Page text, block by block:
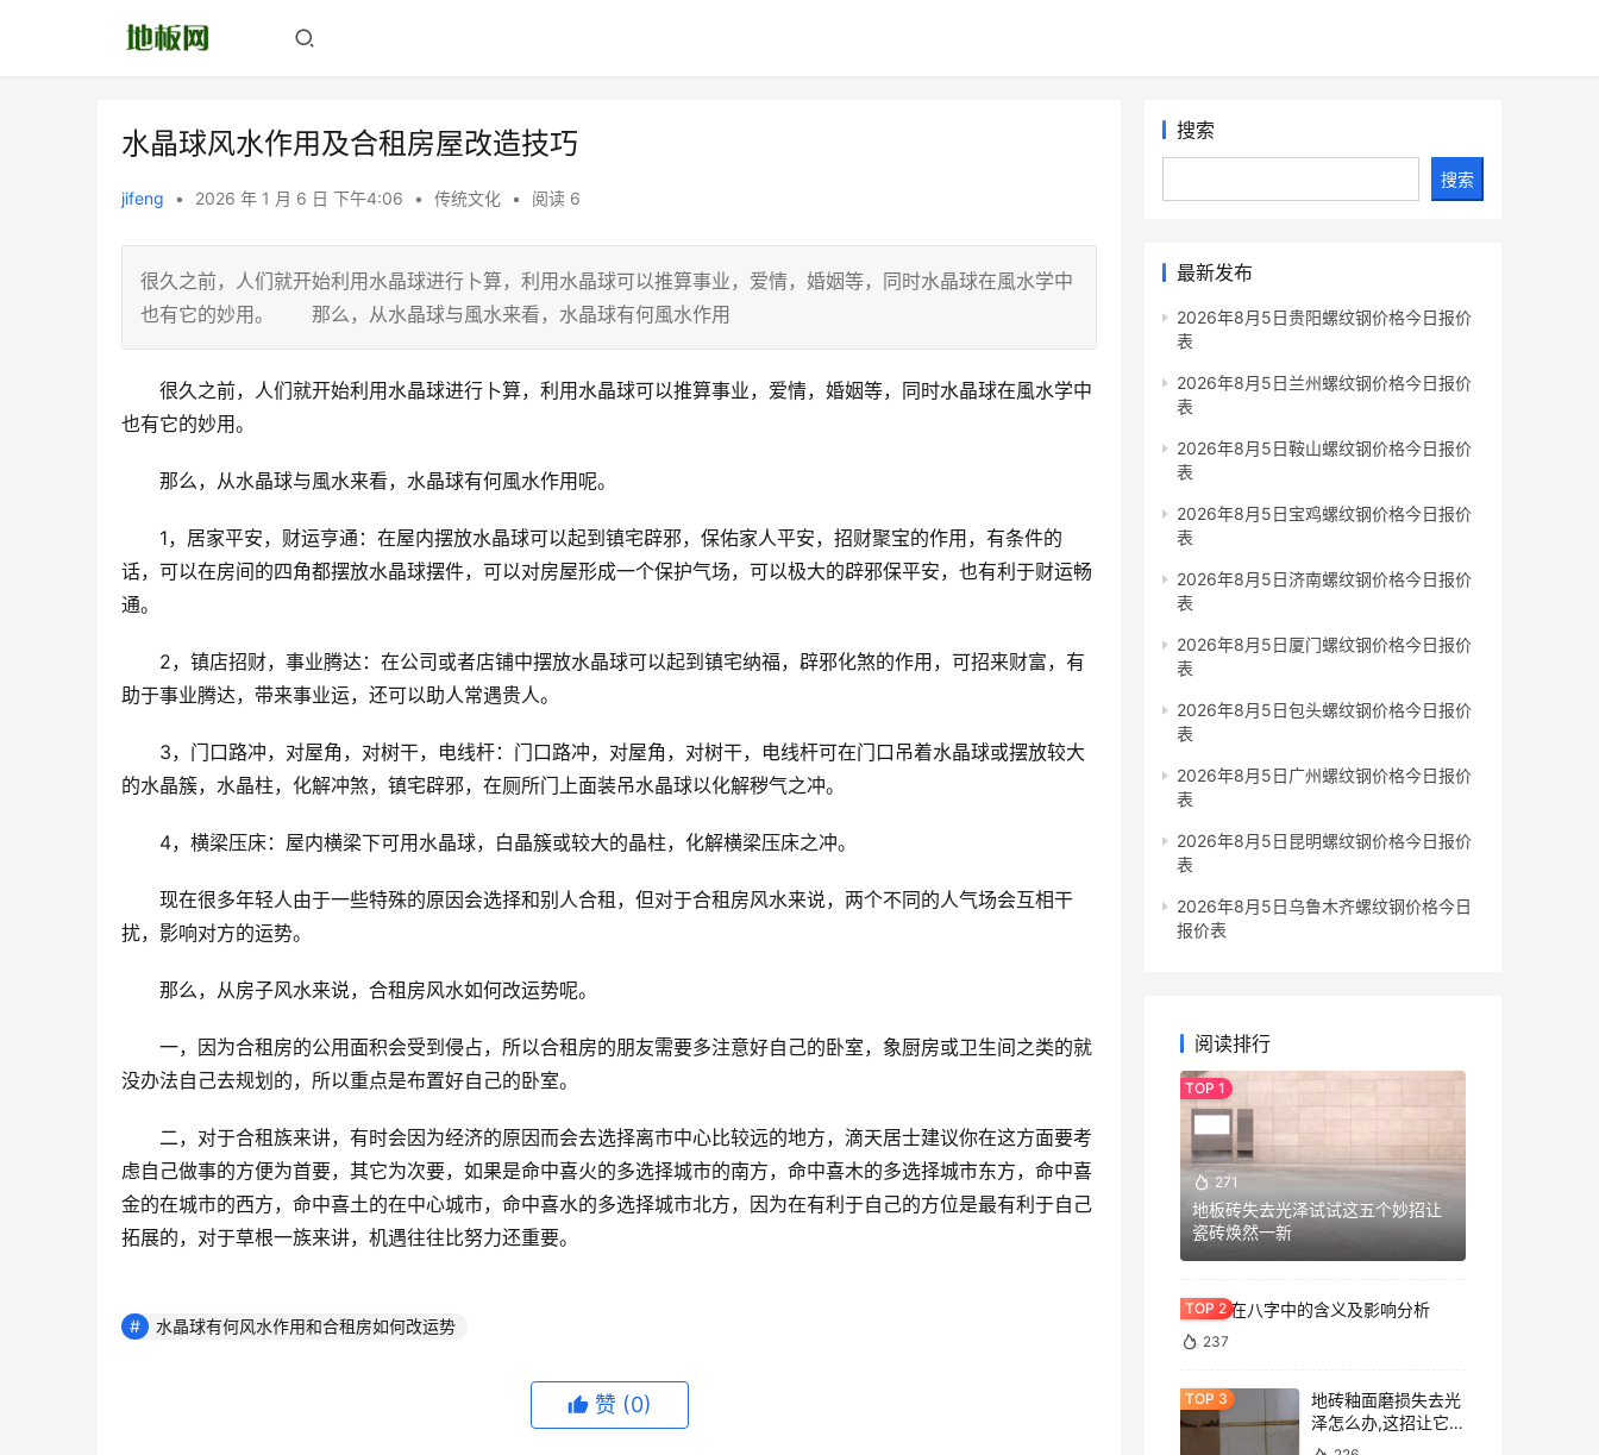
水晶球风水作用及合租房屋改造技巧
jifeng • 2026 年 1 月 6 日 下午4:06 • 传统文化 • 阅读 6
很久之前，人们就开始利用水晶球进行卜算，利用水晶球可以推算事业，爱情，婚姻等，同时水晶球在風水学中
也有它的妙用。 那么，从水晶球与風水来看，水晶球有何風水作用
很久之前，人们就开始利用水晶球进行卜算，利用水晶球可以推算事业，爱情，婚姻等，同时水晶球在風水学中
也有它的妙用。
那么，从水晶球与風水来看，水晶球有何風水作用呢。
1，居家平安，财运亨通：在屋内摆放水晶球可以起到镇宅辟邪，保佑家人平安，招财聚宝的作用，有条件的
话，可以在房间的四角都摆放水晶球摆件，可以对房屋形成一个保护气场，可以极大的辟邪保平安，也有利于财运畅
通。
2，镇店招财，事业腾达：在公司或者店铺中摆放水晶球可以起到镇宅纳福，辟邪化煞的作用，可招来财富，有
助于事业腾达，带来事业运，还可以助人常遇贵人。
3，门口路冲，对屋角，对树干，电线杆：门口路冲，对屋角，对树干，电线杆可在门口吊着水晶球或摆放较大
的水晶簇，水晶柱，化解冲煞，镇宅辟邪，在厕所门上面装吊水晶球以化解秽气之冲。
4，横梁压床：屋内横梁下可用水晶球，白晶簇或较大的晶柱，化解横梁压床之冲。
现在很多年轻人由于一些特殊的原因会选择和别人合租，但对于合租房风水来说，两个不同的人气场会互相干
扰，影响对方的运势。
那么，从房子风水来说，合租房风水如何改运势呢。
一，因为合租房的公用面积会受到侵占，所以合租房的朋友需要多注意好自己的卧室，象厨房或卫生间之类的就
没办法自己去规划的，所以重点是布置好自己的卧室。
二，对于合租族来讲，有时会因为经济的原因而会去选择离市中心比较远的地方，滴天居士建议你在这方面要考
虑自己做事的方便为首要，其它为次要，如果是命中喜火的多选择城市的南方，命中喜木的多选择城市东方，命中喜
金的在城市的西方，命中喜土的在中心城市，命中喜水的多选择城市北方，因为在有利于自己的方位是最有利于自己
拓展的，对于草根一族来讲，机遇往往比努力还重要。
水晶球有何风水作用和合租房如何改运势
赞 (0)
搜索
搜索
最新发布
2026年8月5日贵阳螺纹钢价格今日报价
表
2026年8月5日兰州螺纹钢价格今日报价
表
2026年8月5日鞍山螺纹钢价格今日报价
表
2026年8月5日宝鸡螺纹钢价格今日报价
表
2026年8月5日济南螺纹钢价格今日报价
表
2026年8月5日厦门螺纹钢价格今日报价
表
2026年8月5日包头螺纹钢价格今日报价
表
2026年8月5日广州螺纹钢价格今日报价
表
2026年8月5日昆明螺纹钢价格今日报价
表
2026年8月5日乌鲁木齐螺纹钢价格今日
报价表
阅读排行
271
地板砖失去光泽试试这五个妙招让
瓷砖焕然一新
七杀格在八字中的含义及影响分析
237
地砖釉面磨损失去光
泽怎么办,这招让它重
焕光泽!